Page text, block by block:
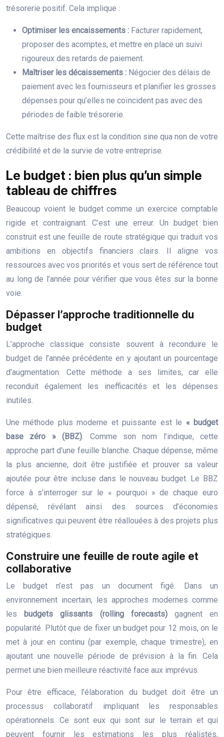
trésorerie positif. Cela implique :
Optimiser les encaissements : Facturer rapidement,
proposer des acomptes, et mettre en place un suivi
rigoureux des retards de paiement.
Maîtriser les décaissements : Négocier des délais de
paiement avec les fournisseurs et planifier les grosses
dépenses pour qu’elles ne coïncident pas avec des
périodes de faible trésorerie.
Cette maîtrise des flux est la condition sine qua non de votre
crédibilité et de la survie de votre entreprise.
Le budget : bien plus qu’un simple
tableau de chiffres
Beaucoup voient le budget comme un exercice comptable
rigide et contraignant. C’est une erreur. Un budget bien
construit est une feuille de route stratégique qui traduit vos
ambitions en objectifs financiers clairs. Il aligne vos
ressources avec vos priorités et vous sert de référence tout
au long de l’année pour vérifier que vous êtes sur la bonne
voie.
Dépasser l’approche traditionnelle du
budget
L’approche classique consiste souvent à reconduire le
budget de l’année précédente en y ajoutant un pourcentage
d’augmentation. Cette méthode a ses limites, car elle
reconduit également les inefficacités et les dépenses
inutiles.
Une méthode plus moderne et puissante est le « budget
base zéro » (BBZ). Comme son nom l’indique, cette
approche part d’une feuille blanche. Chaque dépense, même
la plus ancienne, doit être justifiée et prouver sa valeur
ajoutée pour être incluse dans le nouveau budget. Le BBZ
force à s’interroger sur le « pourquoi » de chaque euro
dépensé, révélant ainsi des sources d’économies
significatives qui peuvent être réallouées à des projets plus
stratégiques.
Construire une feuille de route agile et
collaborative
Le budget n’est pas un document figé. Dans un
environnement incertain, les approches modernes comme
les
budgets glissants (rolling forecasts)gagnent en
popularité. Plutôt que de fixer un budget pour 12 mois, on le
met à jour en continu (par exemple, chaque trimestre), en
ajoutant une nouvelle période de prévision à la fin. Cela
permet une bien meilleure réactivité face aux imprévus.
Pour être efficace, l’élaboration du budget doit être un
processus collaboratif impliquant les responsables
opérationnels. Ce sont eux qui sont sur le terrain et qui
peuvent fournir les estimations les plus réalistes,